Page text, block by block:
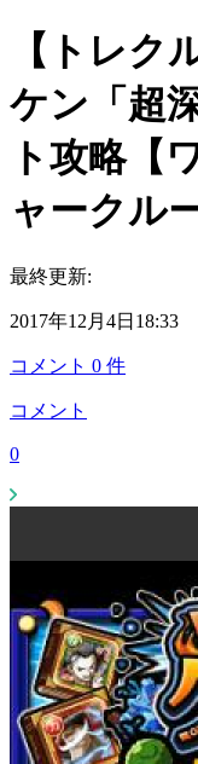
【トレク
ケン「超
ト攻略【
ャークル
最終更新:
2017年12月4日18:33
コメント 0 件
コメント
0